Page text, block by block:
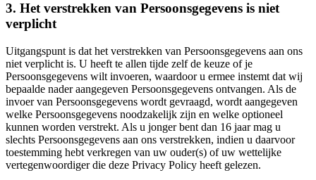
3. Het verstrekken van Persoonsgegevens is niet
verplicht
Uitgangspunt is dat het verstrekken van Persoonsgegevens aan ons
niet verplicht is. U heeft te allen tijde zelf de keuze of je
Persoonsgegevens wilt invoeren, waardoor u ermee instemt dat wij
bepaalde nader aangegeven Persoonsgegevens ontvangen. Als de
invoer van Persoonsgegevens wordt gevraagd, wordt aangegeven
welke Persoonsgegevens noodzakelijk zijn en welke optioneel
kunnen worden verstrekt. Als u jonger bent dan 16 jaar mag u
slechts Persoonsgegevens aan ons verstrekken, indien u daarvoor
toestemming hebt verkregen van uw ouder(s) of uw wettelijke
vertegenwoordiger die deze Privacy Policy heeft gelezen.